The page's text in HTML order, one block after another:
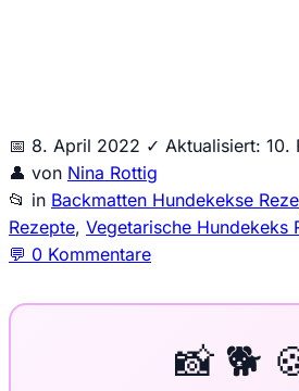
📅 8. April 2022 ✓ Aktualisiert: 10.
👤 von Nina Rottig
📂 in Backmatten Hundekekse
Rezepte, Vegetarische Hundekeks
💬 0 Kommentare
📸 🐕